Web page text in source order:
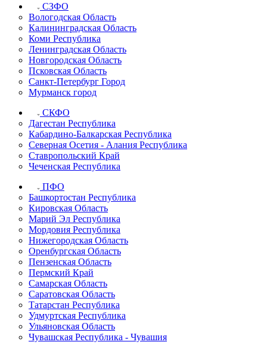
СЗФО
Вологодская Область
Калининградская Область
Коми Республика
Ленинградская Область
Новгородская Область
Псковская Область
Санкт-Петербург Город
Мурманск город
СКФО
Дагестан Республика
Кабардино-Балкарская Республика
Северная Осетия - Алания Республика
Ставропольский Край
Чеченская Республика
ПФО
Башкортостан Республика
Кировская Область
Марий Эл Республика
Мордовия Республика
Нижегородская Область
Оренбургская Область
Пензенская Область
Пермский Край
Самарская Область
Саратовская Область
Татарстан Республика
Удмуртская Республика
Ульяновская Область
Чувашская Республика - Чувашия